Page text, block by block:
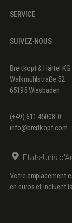
Hessenberg, Kurt
SERVICE
SUIVEZ-NOUS
Breitkopf & Härtel KG
Walkmühlstraße 52
65195 Wiesbaden
(+49) 611 45008-0
info@breitkopf.com
États-Unis
Votre emplacement
en euros et incluent